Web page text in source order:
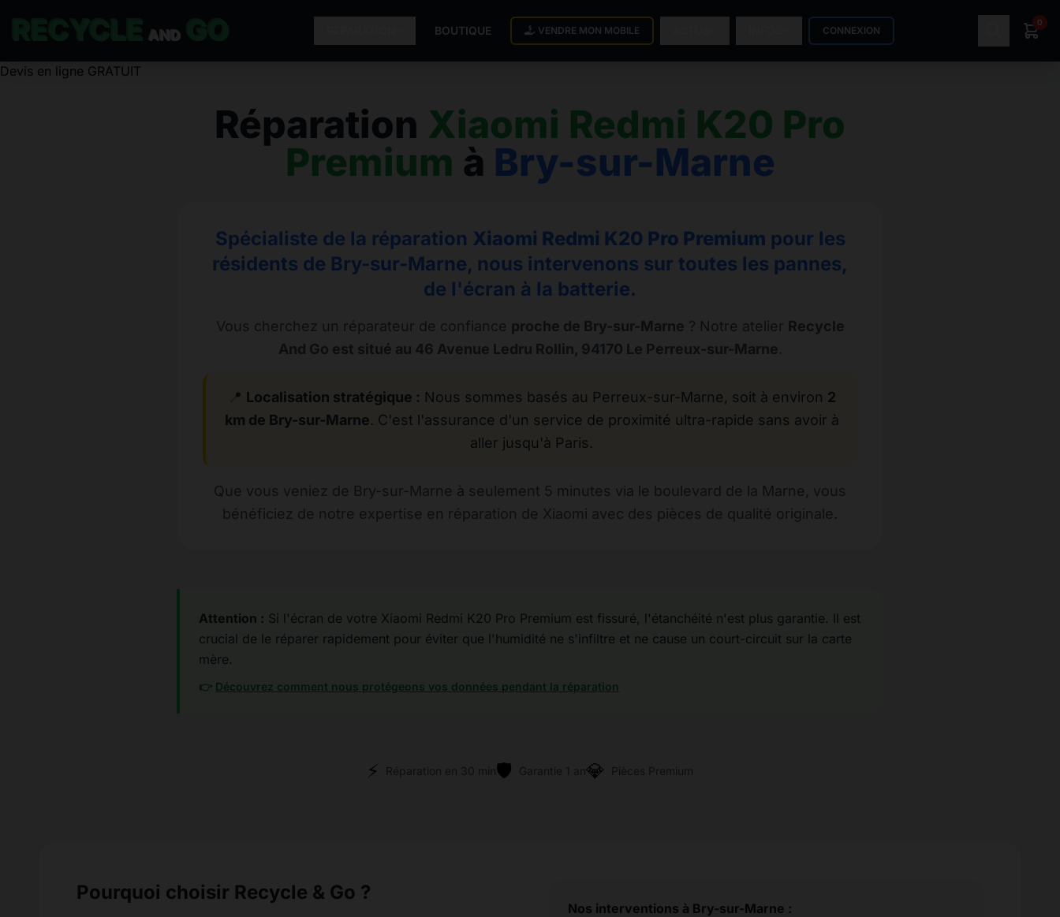
AND BOUTIQUE VENDRE MON MOBILE CONNEXION
0
Réparation Xiaomi Redmi K20 Pro
Premium à Bry-sur-Marne
Spécialiste de la réparation Xiaomi Redmi K20 Pro Premium pour les
résidents de Bry-sur-Marne, nous intervenons sur toutes les pannes,
de l'écran à la batterie.
Vous cherchez un réparateur de confiance proche de Bry-sur-Marne ? Notre atelier Recycle
And Go est situé au 46 Avenue Ledru Rollin, 94170 Le Perreux-sur-Marne.
📍 Localisation stratégique : Nous sommes basés au Perreux-sur-Marne, soit à environ 2
km de Bry-sur-Marne. C'est l'assurance d'un service de proximité ultra-rapide sans avoir à
aller jusqu'à Paris.
Que vous veniez de Bry-sur-Marne à seulement 5 minutes via le boulevard de la Marne, vous
bénéficiez de notre expertise en réparation de Xiaomi avec des pièces de qualité originale.
Attention : Si l'écran de votre Xiaomi Redmi K20 Pro Premium est fissuré, l'étanchéité n'est plus garantie. Il est
crucial de le réparer rapidement pour éviter que l'humidité ne s'infiltre et ne cause un court-circuit sur la carte
mère.
👉 Découvrez comment nous protégeons vos données pendant la réparation
⚡ Réparation en 30 min🛡️ Garantie 1 an💎 Pièces Premium
Pourquoi choisir Recycle & Go ?
Nos interventions à Bry-sur-Marne :